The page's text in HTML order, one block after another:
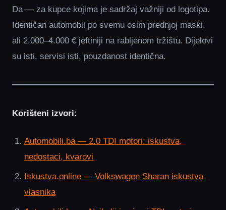
Da — za kupce kojima je sadržaj važniji od logotipa.
Identičan automobil po svemu osim prednjoj maski,
ali 2.000–4.000 € jeftiniji na rabljenom tržištu. Dijelovi
su isti, servisi isti, pouzdanost identična.
Korišteni izvori:
Automobili.ba — 2.0 TDI motori: iskustva,
nedostaci, kvarovi
Iskustva.online — Volkswagen Sharan iskustva
vlasnika